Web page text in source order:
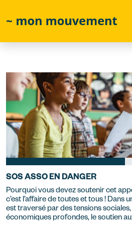
to
content
SOS ASSO EN DANGER
Pourquoi vous devez soutenir cet
c’est l’affaire de toutes et tous ! Dans
est traversé par des tensions
économiques profondes, le soutien